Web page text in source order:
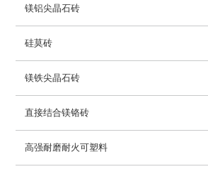
镁铝尖晶石砖
硅莫砖
镁铁尖晶石砖
直接结合镁铬砖
高强耐磨耐火可塑料